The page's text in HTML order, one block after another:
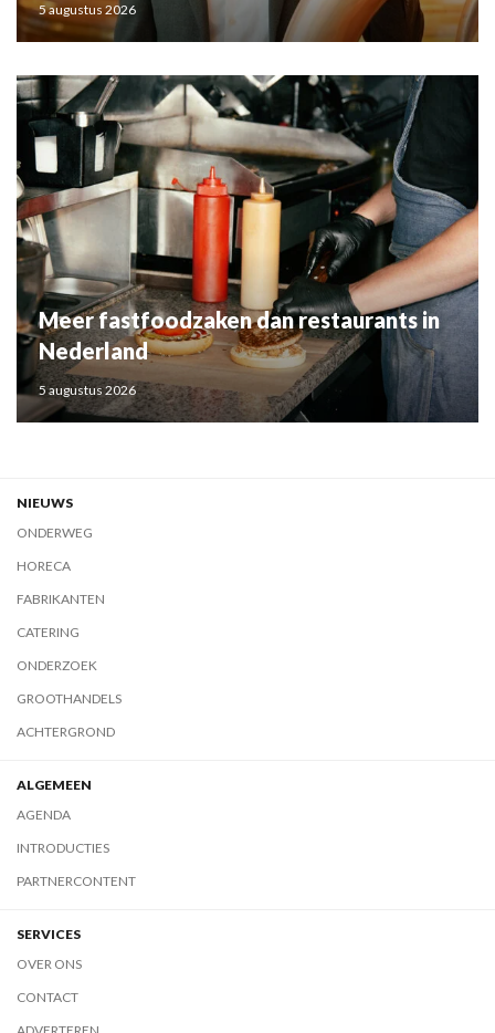
5 augustus 2026
Meer fastfoodzaken dan restaurants in
Nederland
5 augustus 2026
NIEUWS
ONDERWEG
HORECA
FABRIKANTEN
CATERING
ONDERZOEK
GROOTHANDELS
ACHTERGROND
ALGEMEEN
AGENDA
INTRODUCTIES
PARTNERCONTENT
SERVICES
OVER ONS
CONTACT
ADVERTEREN